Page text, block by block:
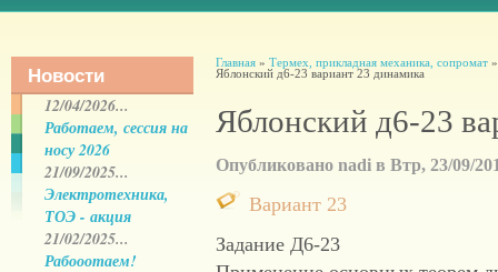
Новости
12/04/2026...
Работаем, сессия на
носу 2026
21/09/2025...
Электротехника,
ТОЭ - акция
21/02/2025...
Рабооотаем!
Главная» Термех, прикладная механика, сопромат
Яблонский д6-23 вариант 23 динамика
Яблонский д6-23
Опубликовано nadi в Втр, 23/09/
Вариант 23
Задание Д6-23